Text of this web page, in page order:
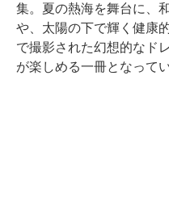
集。夏の熱海を舞台に、
や、太陽の下で輝く健康
で撮影された幻想的なド
が楽しめる一冊となってい